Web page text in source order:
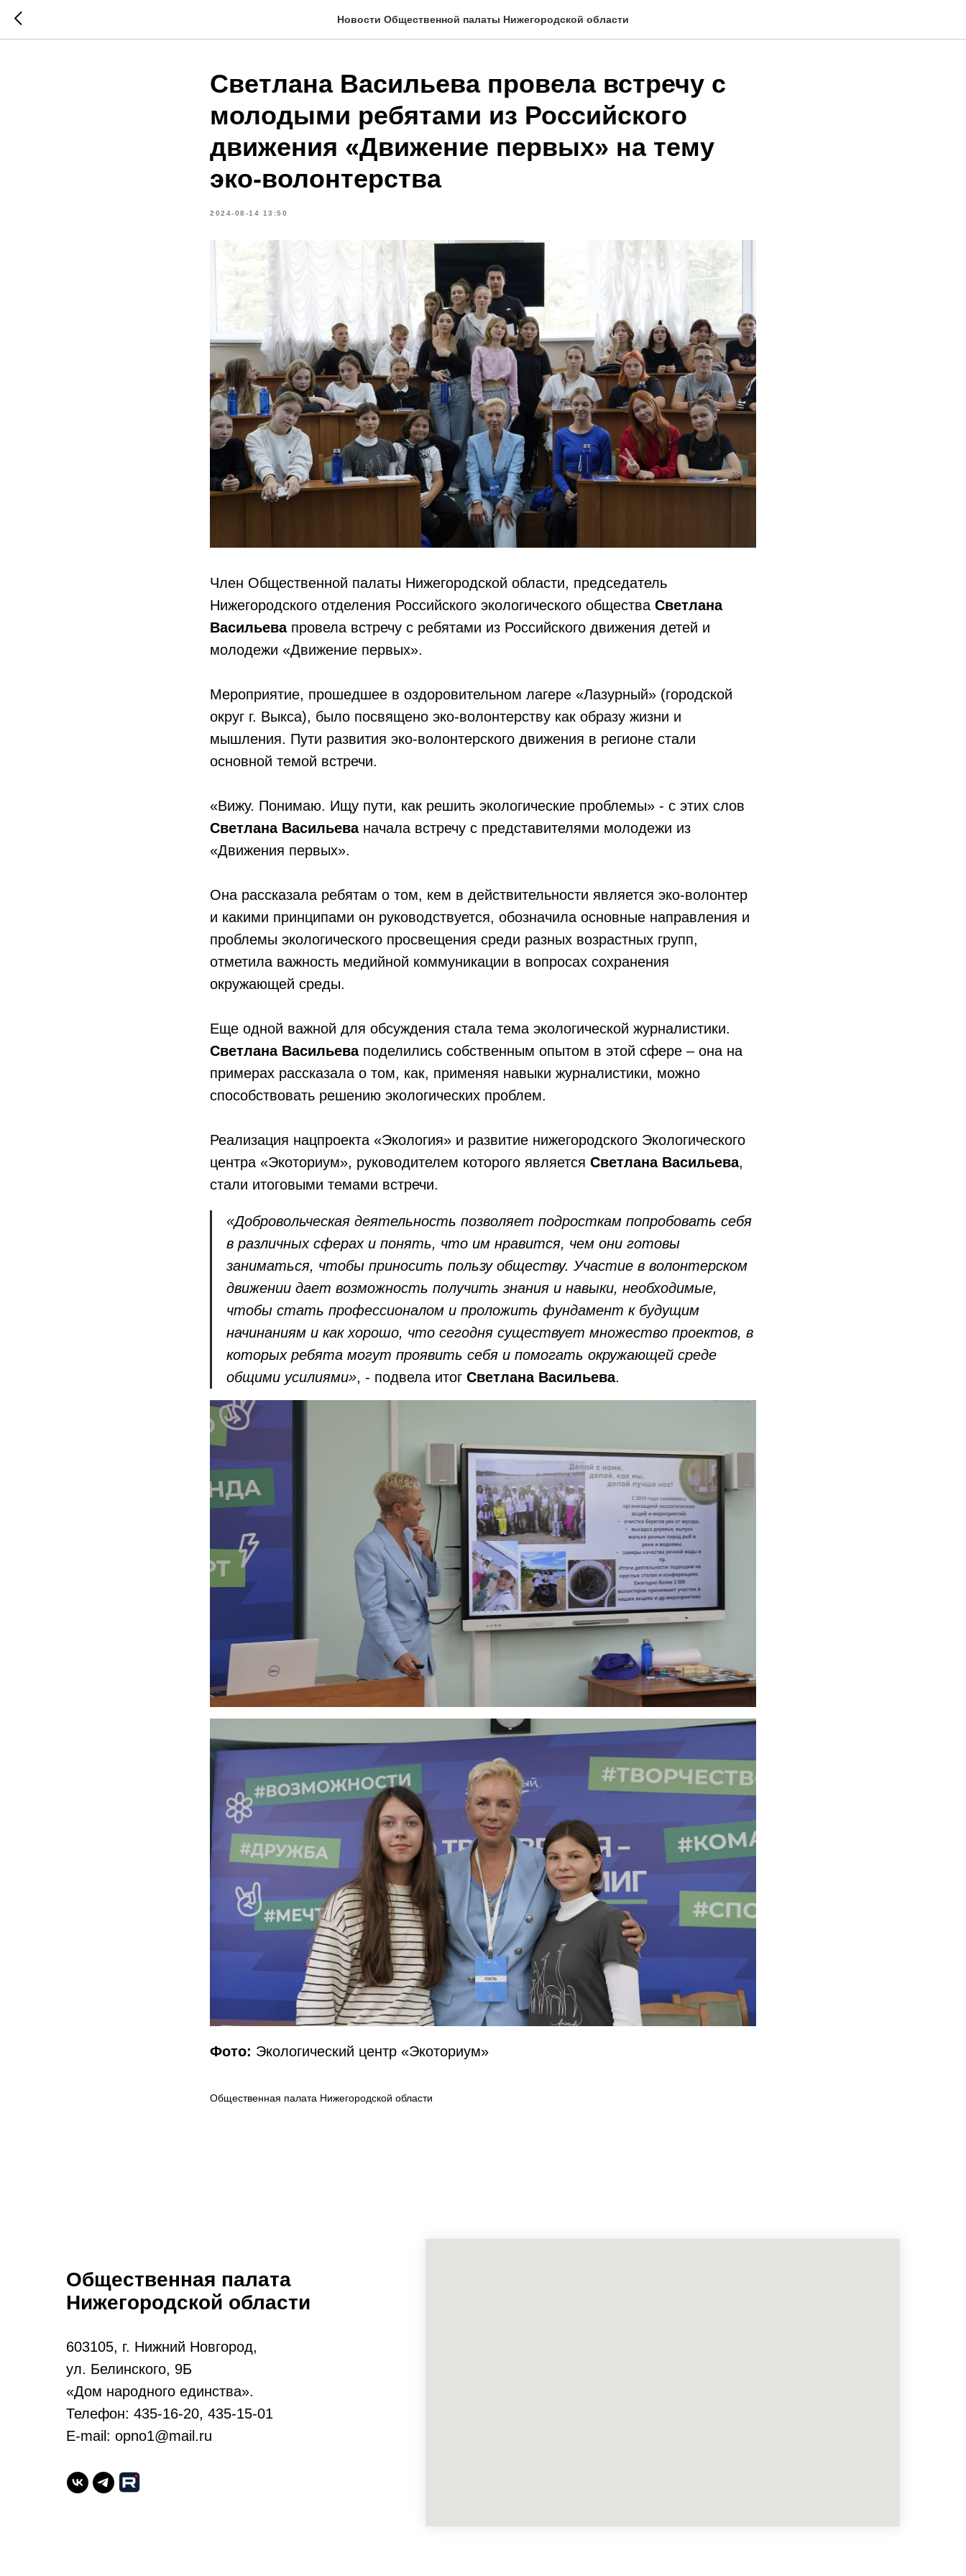
Новости Общественной палаты Нижегородской области
Светлана Васильева провела встречу с
молодыми ребятами из Российского
движения «Движение первых» на тему
эко-волонтерства
2024-08-14 13:50
Член Общественной палаты Нижегородской области, председатель
Нижегородского отделения Российского экологического общества Светлана
Васильевапровела встречу с ребятами из Российского движения детей и
молодежи «Движение первых».
Мероприятие, прошедшее в оздоровительном лагере «Лазурный» (городской
округ г. Выкса), было посвящено эко-волонтерству как образу жизни и
мышления. Пути развития эко-волонтерского движения в регионе стали
основной темой встречи.
«Вижу. Понимаю. Ищу пути, как решить экологические проблемы» - с этих слов
Светлана Васильеваначала встречу с представителями молодежи из
«Движения первых».
Она рассказала ребятам о том, кем в действительности является эко-волонтер
и какими принципами он руководствуется, обозначила основные направления и
проблемы экологического просвещения среди разных возрастных групп,
отметила важность медийной коммуникации в вопросах сохранения
окружающей среды.
Еще одной важной для обсуждения стала тема экологической журналистики.
Светлана Васильеваподелились собственным опытом в этой сфере – она на
примерах рассказала о том, как, применяя навыки журналистики, можно
способствовать решению экологических проблем.
Реализация нацпроекта «Экология» и развитие нижегородского Экологического
центра «Экоториум», руководителем которого является Светлана Васильева,
стали итоговыми темами встречи.
«Добровольческая деятельность позволяет подросткам попробовать себя
в различных сферах и понять, что им нравится, чем они готовы
заниматься, чтобы приносить пользу обществу. Участие в волонтерском
движении дает возможность получить знания и навыки, необходимые,
чтобы стать профессионалом и проложить фундамент к будущим
начинаниям и как хорошо, что сегодня существует множество проектов, в
которых ребята могут проявить себя и помогать окружающей среде
общими усилиями», - подвела итог Светлана Васильева.
Фото: Экологический центр «Экоториум»
Общественная палата Нижегородской области
Общественная палата
Нижегородской области
603105, г. Нижний Новгород,
ул. Белинского, 9Б
«Дом народного единства».
Телефон: 435-16-20, 435-15-01
E-mail: opno1@mail.ru